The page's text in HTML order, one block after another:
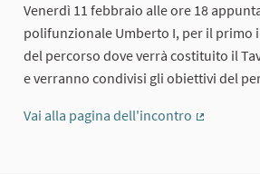
Venerdì 11 febbraio alle ore 18
polifunzionale Umberto I, per il primo
del percorso dove verrà costituito il
e verranno condivisi gli obiettivi del
Vai alla pagina dell'incontro